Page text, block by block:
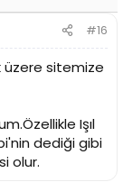
#16
üzere sitemize
Işıl
dediği gibi
olur.